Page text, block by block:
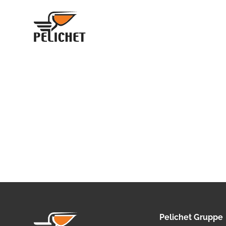
Pelichet Gruppe